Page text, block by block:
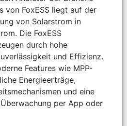
von FoxESS liegt auf der
von Solarstrom in
Die FoxESS
durch hohe
und Effizienz.
Features wie MPP-
Energieerträge,
und eine
per App oder